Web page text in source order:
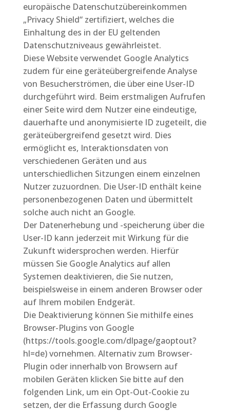
europäische Datenschutzübereinkommen
„Privacy Shield“ zertifiziert, welches die
Einhaltung des in der EU geltenden
Datenschutzniveaus gewährleistet.
Diese Website verwendet Google Analytics
zudem für eine geräteübergreifende Analyse
von Besucherströmen, die über eine User-ID
durchgeführt wird. Beim erstmaligen Aufrufen
einer Seite wird dem Nutzer eine eindeutige,
dauerhafte und anonymisierte ID zugeteilt, die
geräteübergreifend gesetzt wird. Dies
ermöglicht es, Interaktionsdaten von
verschiedenen Geräten und aus
unterschiedlichen Sitzungen einem einzelnen
Nutzer zuzuordnen. Die User-ID enthält keine
personenbezogenen Daten und übermittelt
solche auch nicht an Google.
Der Datenerhebung und -speicherung über die
User-ID kann jederzeit mit Wirkung für die
Zukunft widersprochen werden. Hierfür
müssen Sie Google Analytics auf allen
Systemen deaktivieren, die Sie nutzen,
beispielsweise in einem anderen Browser oder
auf Ihrem mobilen Endgerät.
Die Deaktivierung können Sie mithilfe eines
Browser-Plugins von Google
(https://tools.google.com/dlpage/gaoptout?
hl=de) vornehmen. Alternativ zum Browser-
Plugin oder innerhalb von Browsern auf
mobilen Geräten klicken Sie bitte auf den
folgenden Link, um ein Opt-Out-Cookie zu
setzen, der die Erfassung durch Google